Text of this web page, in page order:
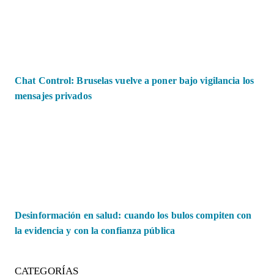
Chat Control: Bruselas vuelve a poner bajo vigilancia los
mensajes privados
Desinformación en salud: cuando los bulos compiten con
la evidencia y con la confianza pública
CATEGORÍAS